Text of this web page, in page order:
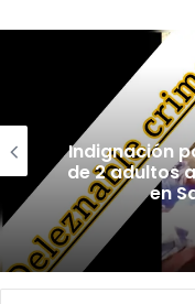
Indignación
de 2 adultos
en